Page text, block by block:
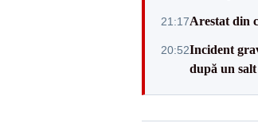
21:17Arestat din
20:52Incident
după un